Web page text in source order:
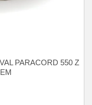
PARACORD 550 Z